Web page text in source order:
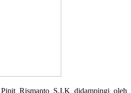
Rismanto S.I.K didampingi oleh